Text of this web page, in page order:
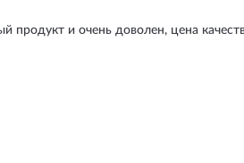
и очень доволен, цена